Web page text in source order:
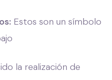
Estos son un símbolo
la realización de